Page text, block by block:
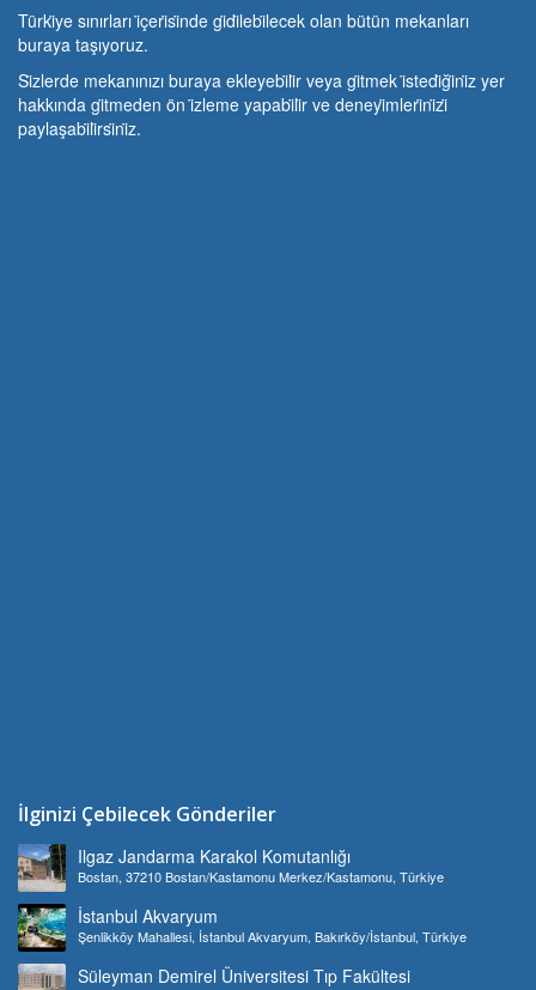
Türki̇ye sınırları i̇çeri̇si̇nde gi̇di̇lebi̇lecek olan bütün mekanları
buraya taşıyoruz.
Si̇zlerde mekanınızı buraya ekleyebi̇li̇r veya gi̇tmek i̇stedi̇ği̇ni̇z yer
hakkında gi̇tmeden ön i̇zleme yapabi̇li̇r ve deneyi̇mleri̇ni̇zi̇
paylaşabi̇li̇rsi̇ni̇z.
İlginizi Çebilecek Gönderiler
Ilgaz Jandarma Karakol Komutanlığı
Bostan, 37210 Bostan/Kastamonu Merkez/Kastamonu, Türkiye
İstanbul Akvaryum
Şenlikköy Mahallesi, İstanbul Akvaryum, Bakırköy/İstanbul, Türkiye
Süleyman Demirel Üniversitesi Tıp Fakültesi